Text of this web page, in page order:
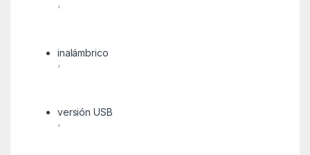
‘
inalámbrico
‘
versión USB
‘